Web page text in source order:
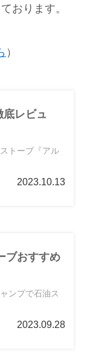
おります。
）
レビュ
トーブ『アル
2023.10.13
ブおすすめ
ンプで石油ス
2023.09.28